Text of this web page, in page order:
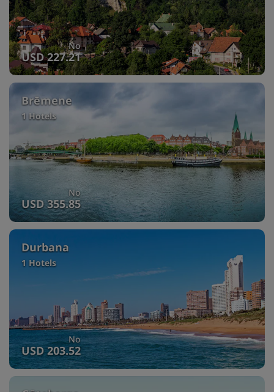
No
USD 227.21
Brēmene
1 Hotels
No
USD 355.85
Durbana
1 Hotels
No
USD 203.52